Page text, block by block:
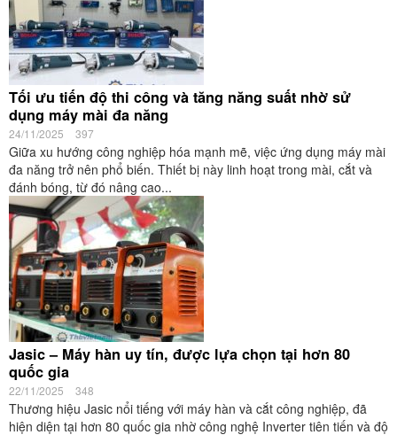
Tối ưu tiến độ thi công và tăng năng suất nhờ sử
dụng máy mài đa năng
24/11/2025 397
Giữa xu hướng công nghiệp hóa mạnh mẽ, việc ứng dụng máy mài
đa năng trở nên phổ biến. Thiết bị này linh hoạt trong mài, cắt và
đánh bóng, từ đó nâng cao...
Jasic – Máy hàn uy tín, được lựa chọn tại hơn 80
quốc gia
22/11/2025 348
Thương hiệu Jasic nổi tiếng với máy hàn và cắt công nghiệp, đã
hiện diện tại hơn 80 quốc gia nhờ công nghệ Inverter tiên tiến và độ